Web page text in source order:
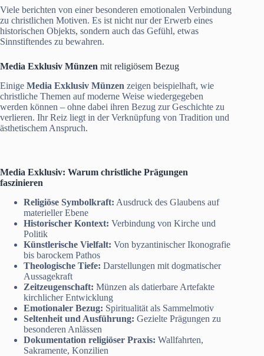
Viele berichten von einer besonderen emotionalen Verbindung
zu christlichen Motiven. Es ist nicht nur der Erwerb eines
historischen Objekts, sondern auch das Gefühl, etwas
Sinnstiftendes zu bewahren.
Media Exklusiv Münzen mit religiösem Bezug
Einige Media Exklusiv Münzen zeigen beispielhaft, wie
christliche Themen auf moderne Weise wiedergegeben
werden können – ohne dabei ihren Bezug zur Geschichte zu
verlieren. Ihr Reiz liegt in der Verknüpfung von Tradition und
ästhetischem Anspruch.
Media Exklusiv: Warum christliche Prägungen
faszinieren
Religiöse Symbolkraft: Ausdruck des Glaubens auf
materieller Ebene
Historischer Kontext: Verbindung von Kirche und
Politik
Künstlerische Vielfalt: Von byzantinischer Ikonografie
bis barockem Pathos
Theologische Tiefe: Darstellungen mit dogmatischer
Aussagekraft
Zeitzeugenschaft: Münzen als datierbare Artefakte
kirchlicher Entwicklung
Emotionaler Bezug: Spiritualität als Sammelmotiv
Seltenheit und Ausführung: Gezielte Prägungen zu
besonderen Anlässen
Dokumentation religiöser Praxis: Wallfahrten,
Sakramente, Konzilien